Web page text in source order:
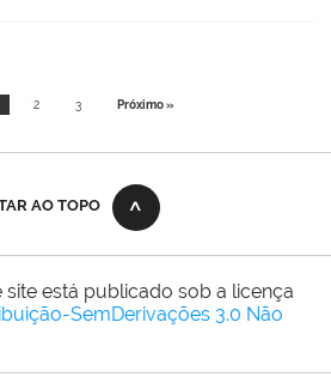
2 3 Próximo »
AO TOPO
está publicado sob a licença
SemDerivações 3.0 Não